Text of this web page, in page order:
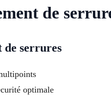
de
de serrures
optimale